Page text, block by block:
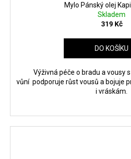
Mylo Pánský olej
Skladem
319 Kč
DO KOŠÍKU
Výživná péče o bradu a vousy
vůní podporuje růst vousů a bojuje
i vráskám.